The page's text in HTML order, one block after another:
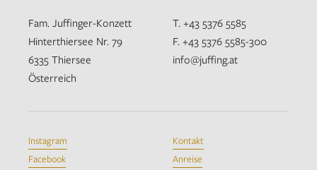
Fam. Juffinger-Konzett
Hinterthiersee Nr. 79
6335 Thiersee
Österreich
T. +43 5376 5585
F. +43 5376 5585-300
info@juffing.at
Instagram
Facebook
Kontakt
Anreise